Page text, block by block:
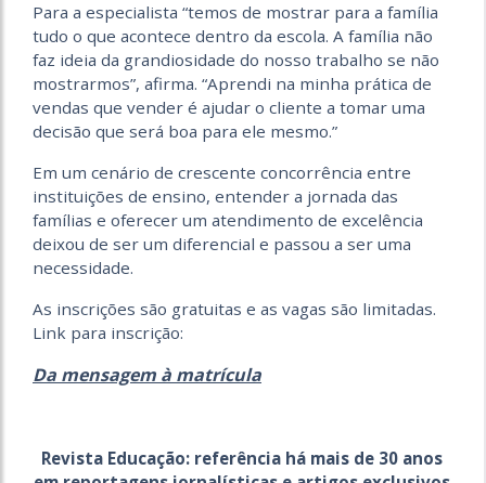
Para a especialista “temos de mostrar para a família
tudo o que acontece dentro da escola. A família não
faz ideia da grandiosidade do nosso trabalho se não
mostrarmos”, afirma. “Aprendi na minha prática de
vendas que vender é ajudar o cliente a tomar uma
decisão que será boa para ele mesmo.”
Em um cenário de crescente concorrência entre
instituições de ensino, entender a jornada das
famílias e oferecer um atendimento de excelência
deixou de ser um diferencial e passou a ser uma
necessidade.
As inscrições são gratuitas e as vagas são limitadas.
Link para inscrição:
Da mensagem à matrícula
Revista Educação: referência há mais de 30 anos